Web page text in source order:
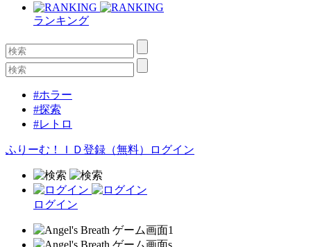
ランキング
#ホラー
#探索
#レトロ
ふりーむ！ＩＤ登録（無料） ログイン
ログイン